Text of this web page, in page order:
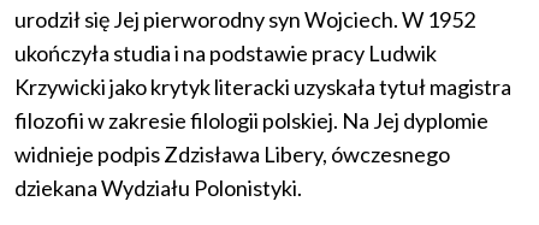
urodził się Jej pierworodny syn Wojciech. W 1952
ukończyła studia i na podstawie pracy Ludwik
Krzywicki jako krytyk literacki uzyskała tytuł magistra
filozofii w zakresie filologii polskiej. Na Jej dyplomie
widnieje podpis Zdzisława Libery, ówczesnego
dziekana Wydziału Polonistyki.